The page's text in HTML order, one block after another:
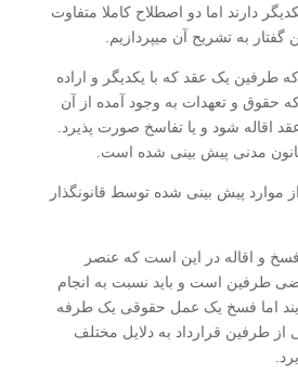
دارند اما دو اصطلاح کاملا متفاوت
گفتار به تشریح آن میپردازیم.
طرفین یک عقد که با یکدیگر و اراده
حقوق و تعهدات به وجود آمده از آن
اقاله شود و یا تفاسخ صورت پذیرد.
موارد پیش بینی شده توسط قانونگذار
و اقاله در این است که عنصر
طرفین است و باید نسبت به انجام
اما فسخ یک عمل حقوقی یک طرفه
طرفین قرارداد به دلایل مختلف